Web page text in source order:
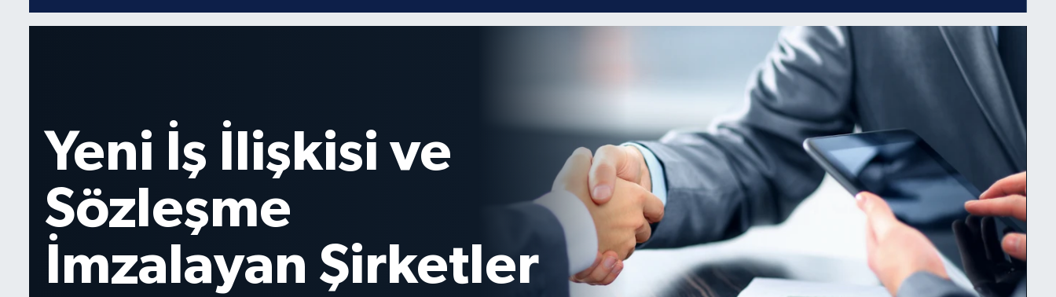
Çitlekçi Mağazacılık Gıda
halka arzında talep
toplama tarihleri
açıklandı
BIST 100 Isı Haritası
Kiripto Para Piyasası
Gizlilik Sözleşmesi
Hakkımızda
İletişim